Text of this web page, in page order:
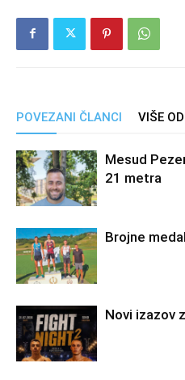
POVEZANI ČLANCI VIŠE
Mesud
21 metra
Brojne
Novi izazov